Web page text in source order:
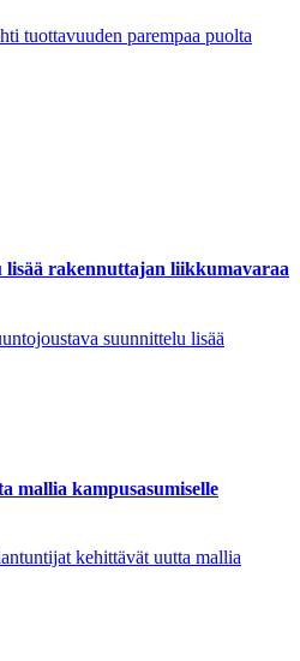
tuottavuuden parempaa puolta
rakennuttajan liikkumavaraa
suunnittelu lisää
mallia kampusasumiselle
kehittävät uutta mallia